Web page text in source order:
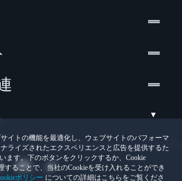
イトの機能を最適化し、ウェブサイトのパフォーマ
ライズされたエクスペリエンスと広告を提供するた
ます。下のボタンをクリックするか、Cookie
することで、当社のCookieを受け入れることができ
ポリシー についての詳細はこちらをご覧くださ